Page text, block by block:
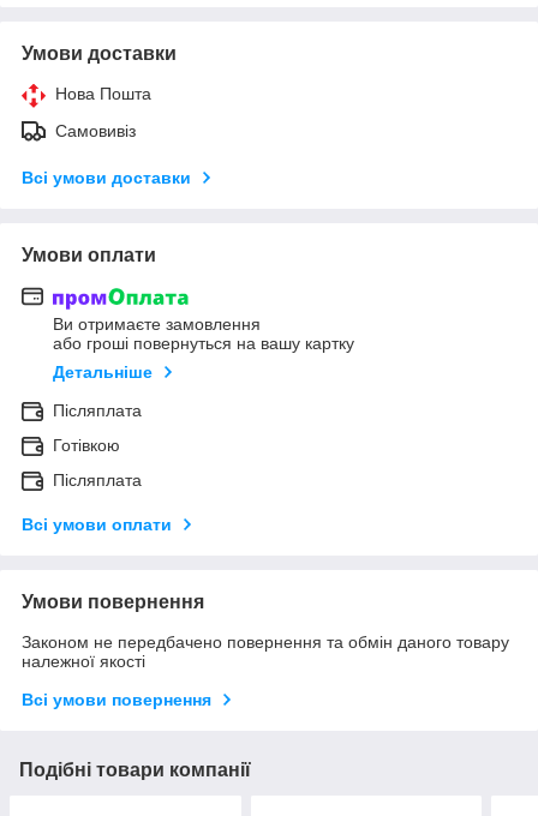
Умови доставки
Нова Пошта
Самовивіз
Всі умови доставки
Умови оплати
Ви отримаєте замовлення
або гроші повернуться на вашу картку
Детальніше
Післяплата
Готівкою
Післяплата
Всі умови оплати
Умови повернення
Законом не передбачено повернення та обмін даного товару
належної якості
Всі умови повернення
Подібні товари компанії